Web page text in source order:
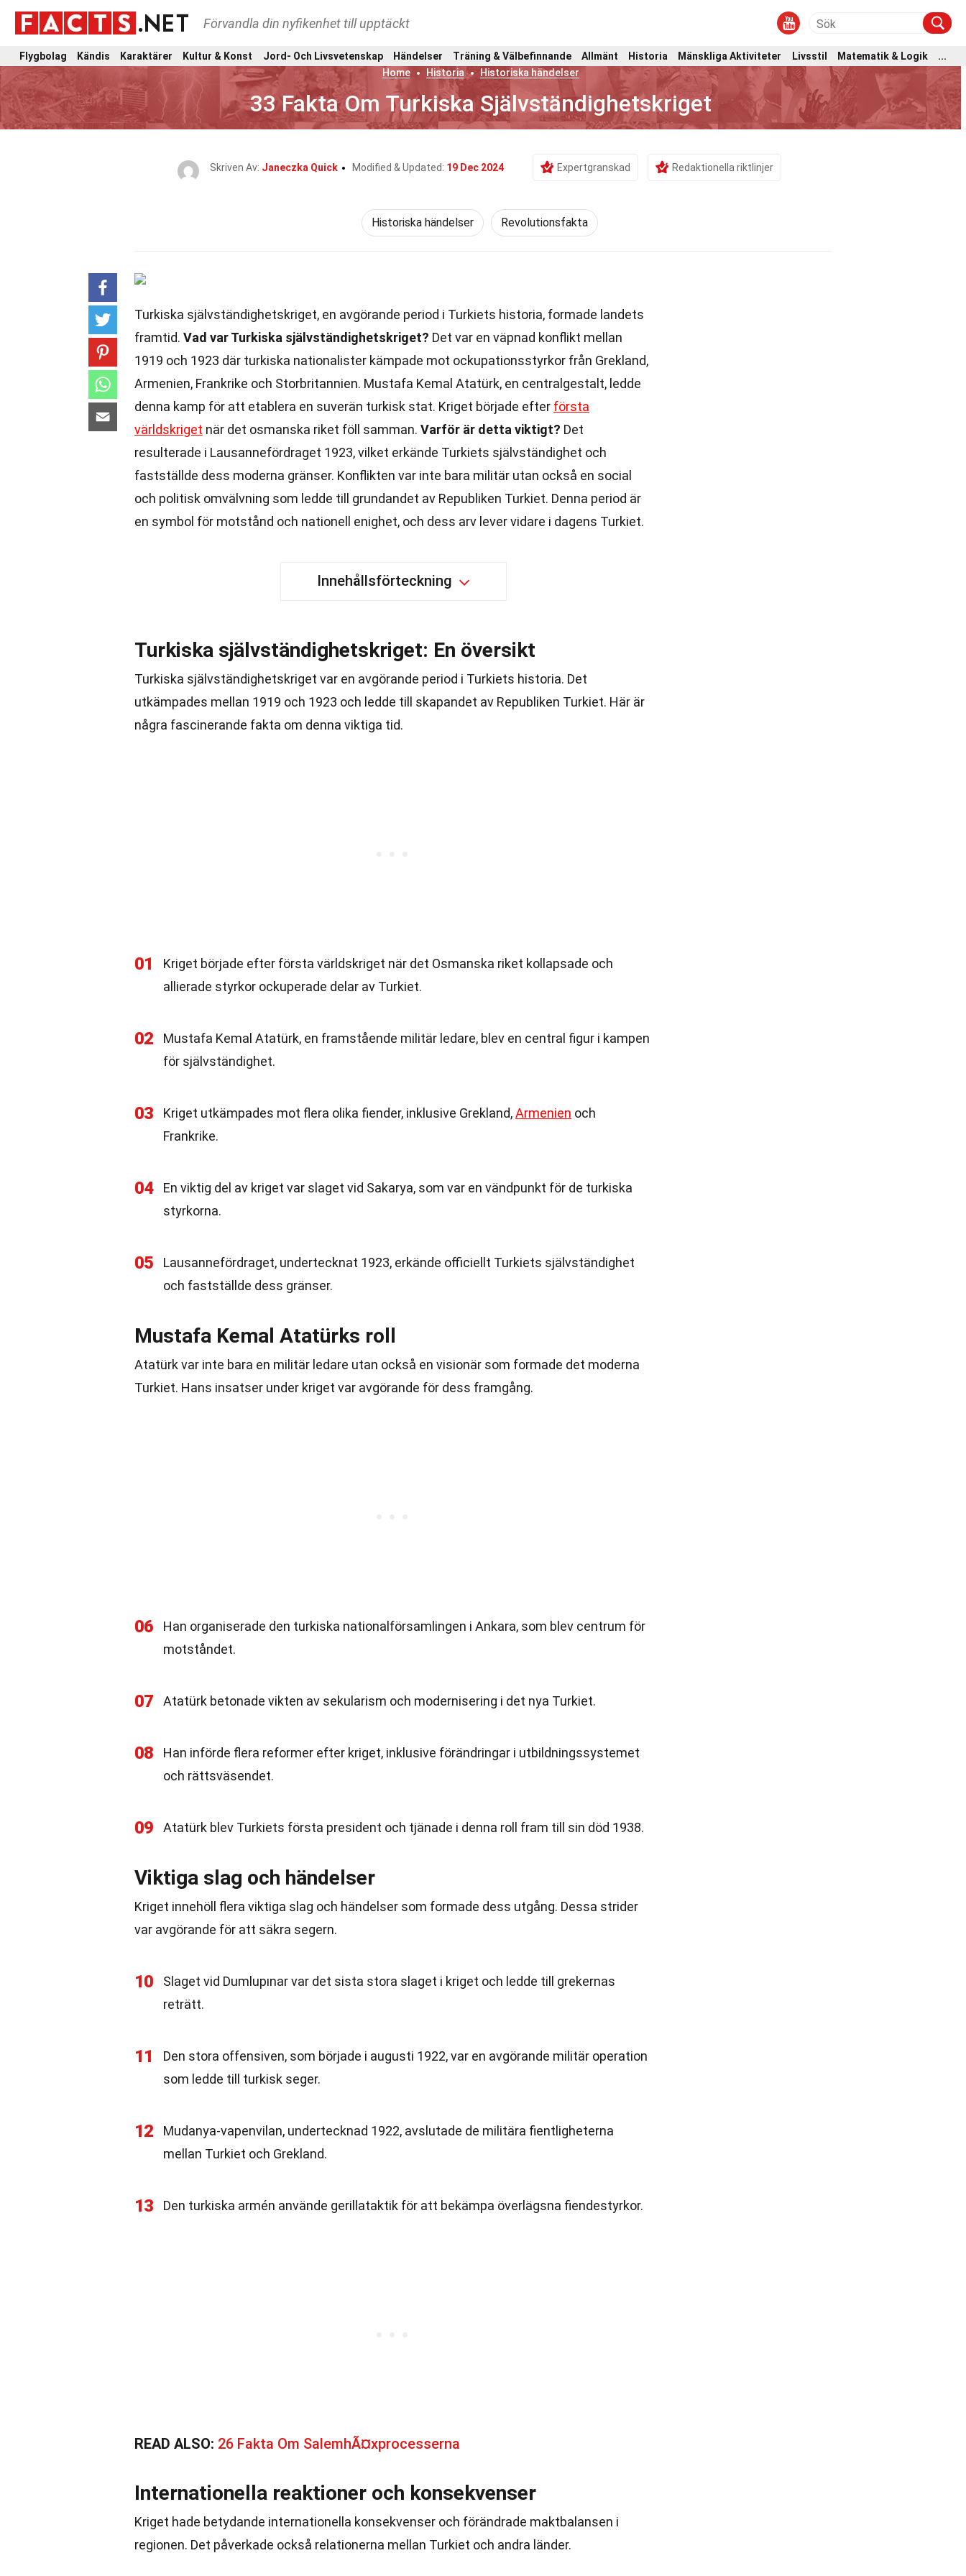
Förvandla din nyfikenhet till upptäckt
Flygbolag Kändis Karaktärer Kultur & Konst Jord- Och Livsvetenskap Händelser Träning & Välbefinnande Allmänt Historia Mänskliga Aktiviteter Livsstil Matematik & Logik
...
Home
Historia Historiska händelser
33 Fakta Om Turkiska Självständighetskriget
Skriven Av: Janeczka Quick Modified & Updated: 19 Dec 2024 Expertgranskad Redaktionella riktlinjer
Historiska händelser Revolutionsfakta
Turkiska självständighetskriget, en avgörande period i Turkiets historia, formade landets
framtid. Vad var Turkiska självständighetskriget? Det var en väpnad konflikt mellan
1919 och 1923 där turkiska nationalister kämpade mot ockupationsstyrkor från Grekland,
Armenien, Frankrike och Storbritannien. Mustafa Kemal Atatürk, en centralgestalt, ledde
denna kamp för att etablera en suverän turkisk stat. Kriget började efter första
världskriget när det osmanska riket föll samman. Varför är detta viktigt? Det
resulterade i Lausannefördraget 1923, vilket erkände Turkiets självständighet och
fastställde dess moderna gränser. Konflikten var inte bara militär utan också en social
och politisk omvälvning som ledde till grundandet av Republiken Turkiet. Denna period är
en symbol för motstånd och nationell enighet, och dess arv lever vidare i dagens Turkiet.
Innehållsförteckning
Turkiska självständighetskriget: En översikt
Turkiska självständighetskriget var en avgörande period i Turkiets historia. Det
utkämpades mellan 1919 och 1923 och ledde till skapandet av Republiken Turkiet. Här är
några fascinerande fakta om denna viktiga tid.
01
Kriget började efter första världskriget när det Osmanska riket kollapsade och
allierade styrkor ockuperade delar av Turkiet.
02
Mustafa Kemal Atatürk, en framstående militär ledare, blev en central figur i kampen
för självständighet.
03 Kriget utkämpades mot flera olika fiender, inklusive Grekland,Armenien och
Frankrike.
04
En viktig del av kriget var slaget vid Sakarya, som var en vändpunkt för de turkiska
styrkorna.
05
Lausannefördraget, undertecknat 1923, erkände officiellt Turkiets självständighet
och fastställde dess gränser.
Mustafa Kemal Atatürks roll
Atatürk var inte bara en militär ledare utan också en visionär som formade det moderna
Turkiet. Hans insatser under kriget var avgörande för dess framgång.
06
Han organiserade den turkiska nationalförsamlingen i Ankara, som blev centrum för
motståndet.
07 Atatürk betonade vikten av sekularism och modernisering i det nya Turkiet.
08
Han införde flera reformer efter kriget, inklusive förändringar i utbildningssystemet
och rättsväsendet.
09 Atatürk blev Turkiets första president och tjänade i denna roll fram till sin död 1938.
Viktiga slag och händelser
Kriget innehöll flera viktiga slag och händelser som formade dess utgång. Dessa strider
var avgörande för att säkra segern.
10
Slaget vid Dumlupınar var det sista stora slaget i kriget och ledde till grekernas
reträtt.
11
Den stora offensiven, som började i augusti 1922, var en avgörande militär operation
som ledde till turkisk seger.
12
Mudanya-vapenvilan, undertecknad 1922, avslutade de militära fientligheterna
mellan Turkiet och Grekland.
13 Den turkiska armén använde gerillataktik för att bekämpa överlägsna fiendestyrkor.
READ ALSO: 26 Fakta Om SalemhÃ¤xprocesserna
Internationella reaktioner och konsekvenser
Kriget hade betydande internationella konsekvenser och förändrade maktbalansen i
regionen. Det påverkade också relationerna mellan Turkiet och andra länder.